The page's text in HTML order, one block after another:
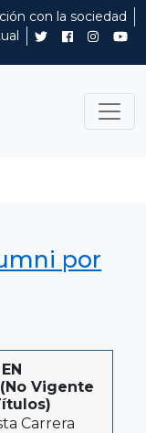
con la sociedad
por
(No Vigente
Carrera